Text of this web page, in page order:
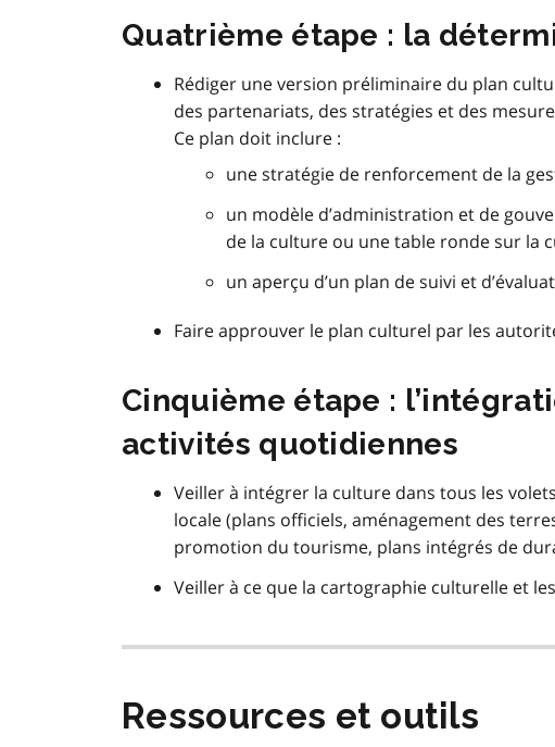
Quatrième étape : la
Rédiger une version préliminaire du plan
des partenariats, des stratégies et des
Ce plan doit inclure :
une stratégie de renforcement de la
un modèle d’administration et de
de la culture ou une table ronde sur la
un aperçu d’un plan de suivi et
Faire approuver le plan culturel par les
Cinquième étape :
activités quotidiennes
Veiller à intégrer la culture dans tous les
locale (plans officiels, aménagement des
promotion du tourisme, plans intégrés de
Veiller à ce que la cartographie culturelle et
Ressources et outils